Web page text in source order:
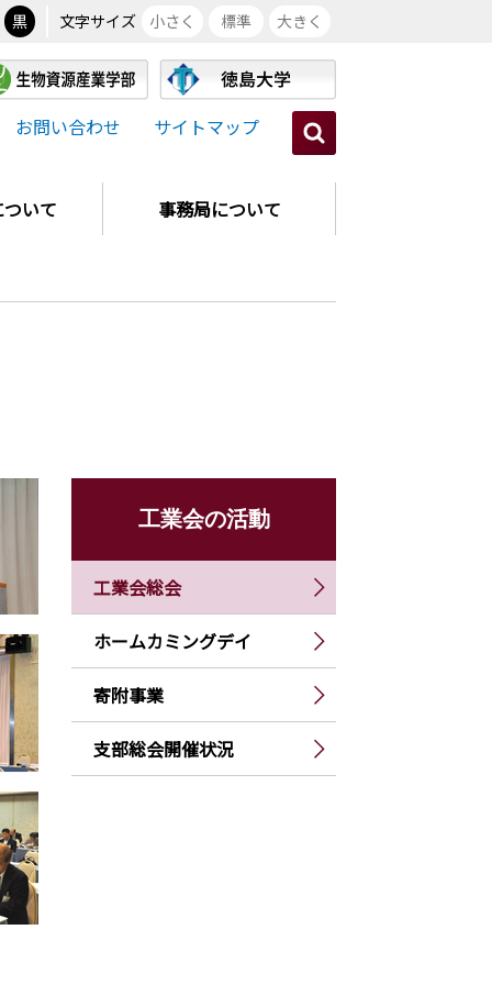
黒 文字サイズ 小さく 標準 大きく
お問い合わせ サイトマップ
いて 事務局について
工業会の活動
工業会総会
ホームカミングデイ
寄附事業
支部総会開催状況